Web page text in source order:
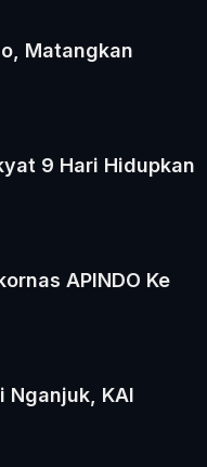
Matangkan
9 Hari Hidupkan
APINDO Ke
Nganjuk, KAI